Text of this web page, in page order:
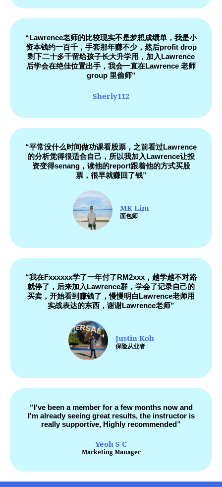
“Lawrence老师的比较现实不是梦想成绩单，我是小
资本钱约一百千，手套那年赚不少，然后profit drop
剩下二十多千留给孩子长大升学用，加入Lawrence
后学会在绝佳位置出手，我会一直在Lawrence 老师
group 里偷师”
Sherly112
“平常没什么时间做功课看股票，之前看过Lawrence
的分析觉得很适合自己，所以我加入Lawrence让投
资变得senang，读他的report跟着他的方式买股
票，很早就赚回了钱”
MK Lim
面包师
“我在Fxxxxxx学了一年付了RM2xxx，越学越不对路
就停了，后来加入Lawrence群，学会了记录自己的
买卖，开始看到赚钱了，慢慢明白Lawrence老师用
实战表达的东西，谢谢Lawrence老师”
Justin Koh
保险从业者
“I've been a member for a few months now and
I'm already seeing great results, the instructor is
really supportive, Highly recommended”
Yeoh S C
Marketing Manager